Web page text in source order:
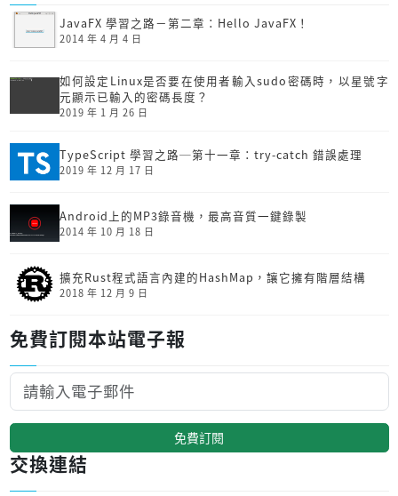
JavaFX 學習之路－第二章：Hello JavaFX！
2014 年 4 月 4 日
如何設定Linux是否要在使用者輸入sudo密碼時，以星號字
元顯示已輸入的密碼長度？
2019 年 1 月 26 日
TypeScript 學習之路─第十一章：try-catch 錯誤處理
2019 年 12 月 17 日
Android上的MP3錄音機，最高音質一鍵錄製
2014 年 10 月 18 日
擴充Rust程式語言內建的HashMap，讓它擁有階層結構
2018 年 12 月 9 日
免費訂閱本站電子報
免費訂閱
交換連結